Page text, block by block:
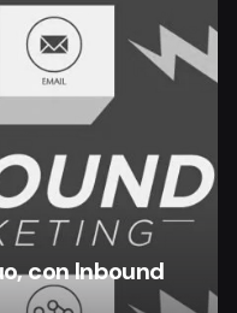
con Inbound